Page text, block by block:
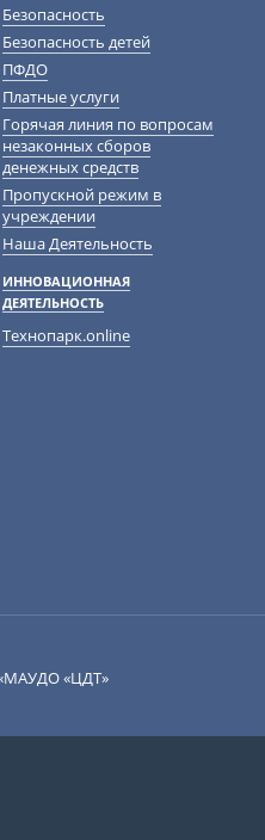
Безопасность
Безопасность детей
ПФДО
Платные услуги
Горячая линия по вопросам
незаконных сборов
денежных средств
Пропускной режим в
учреждении
Наша Деятельность
ИННОВАЦИОННАЯ
ДЕЯТЕЛЬНОСТЬ
Технопарк.online
«ЦДТ»